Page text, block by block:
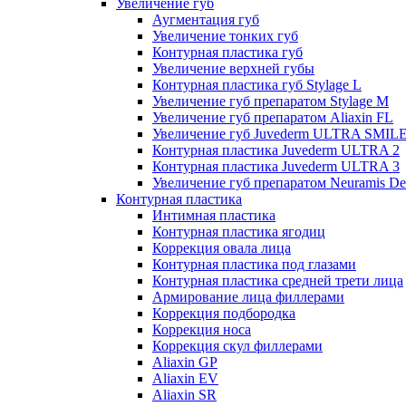
Увеличение губ
Аугментация губ
Увеличение тонких губ
Контурная пластика губ
Увеличение верхней губы
Контурная пластика губ Stylage L
Увеличение губ препаратом Stylage M
Увеличение губ препаратом Aliaxin FL
Увеличение губ Juvederm ULTRA
Контурная пластика Juvederm ULTRA 2
Контурная пластика Juvederm ULTRA 3
Увеличение губ препаратом Neuramis
Контурная пластика
Интимная пластика
Контурная пластика ягодиц
Коррекция овала лица
Контурная пластика под глазами
Контурная пластика средней трети лица
Армирование лица филлерами
Коррекция подбородка
Коррекция носа
Коррекция скул филлерами
Aliaxin GP
Aliaxin EV
Aliaxin SR